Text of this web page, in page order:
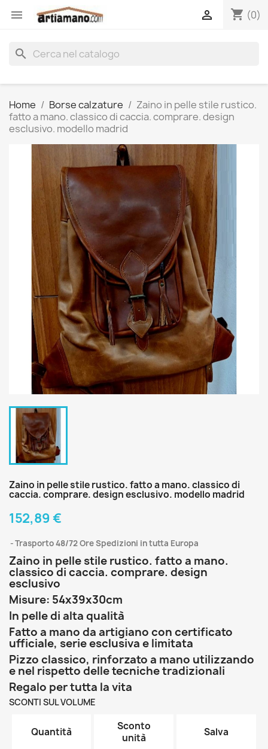
 shopping_cart (0)

search
Home Borse calzature
Zaino in pelle stile rustico.
fatto a mano. classico di caccia. comprare. design
esclusivo. modello madrid
Zaino in pelle stile rustico. fatto a mano. classico di
caccia. comprare. design esclusivo. modello madrid
152,89 €
Trasporto 48/72 Ore Spedizioni in tutta Europa
Zaino in pelle stile rustico. fatto a mano.
classico di caccia. comprare. design
esclusivo
Misure: 54x39x30cm
In pelle di alta qualità
Fatto a mano da artigiano con certificato
ufficiale, serie esclusiva e limitata
Pizzo classico, rinforzato a mano utilizzando
e nel rispetto delle tecniche tradizionali
Regalo per tutta la vita
SCONTI SUL VOLUME
Quantità
Sconto
unità
Salva